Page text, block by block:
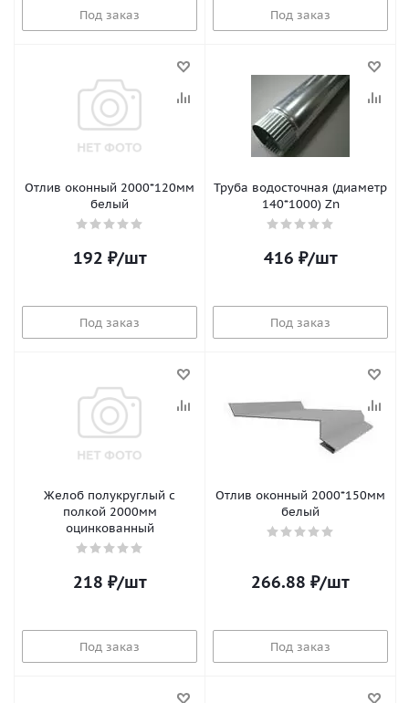
Под заказ Под заказ
Отлив оконный 2000*120мм
белый
192 ₽/шт
Под заказ
Труба водосточная (диаметр
140*1000) Zn
416 ₽/шт
Под заказ
Желоб полукруглый с
полкой 2000мм
оцинкованный
218 ₽/шт
Под заказ
Отлив оконный 2000*150мм
белый
266.88 ₽/шт
Под заказ